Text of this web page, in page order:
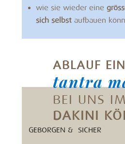
wie sie wieder eine
sich selbst aufbauen
ABLAUF
tantra
BEI UNS IM
DAKINI
GEBORGEN & SICHER